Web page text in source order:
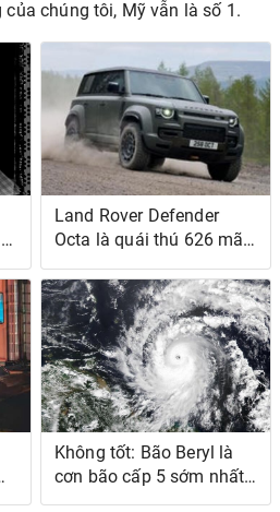
của chúng tôi, Mỹ vẫn là số 1.
Land Rover Defender
Octa là quái thú 626 mã
lực sắp ra mắt cho những
chiếc Raptors của thế giới
Không tốt: Bão Beryl là
cơn bão cấp 5 sớm nhất
trong lịch sử được ghi lại